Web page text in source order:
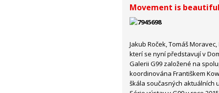
Movement is
Jakub Roček, Tomáš
kterí se nyní představují v
Galerii G99 založené na
koordinována Františkem
škála současných aktuálních